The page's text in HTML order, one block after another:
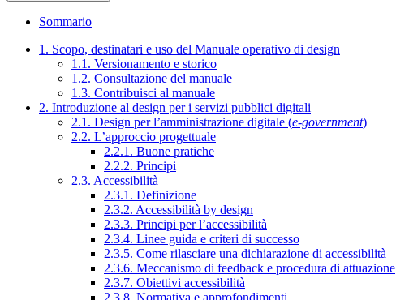
Sommario
1. Scopo, destinatari e uso del Manuale operativo di design
1.1. Versionamento e storico
1.2. Consultazione del manuale
1.3. Contribuisci al manuale
2. Introduzione al design per i servizi pubblici digitali
2.1. Design per l’amministrazione digitale (e-government)
2.2. L’approccio progettuale
2.2.1. Buone pratiche
2.2.2. Principi
2.3. Accessibilità
2.3.1. Definizione
2.3.2. Accessibilità by design
2.3.3. Principi per l’accessibilità
2.3.4. Linee guida e criteri di successo
2.3.5. Come rilasciare una dichiarazione di accessibilità
2.3.6. Meccanismo di feedback e procedura di attuazione
2.3.7. Obiettivi accessibilità
2.3.8. Normativa e approfondimenti